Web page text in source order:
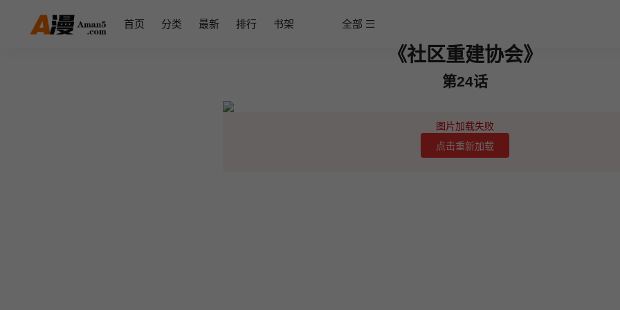
首页 分类 最新 排行 书架 全部
《社区重建协会》
第24话
图片加载失败
点击重新加载